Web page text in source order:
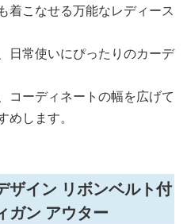
着こなせる万能なレディース
日常使いにぴったりのカーデ
コーディネートの幅を広げて
します。
ザイン リボンベルト付
ガン アウター